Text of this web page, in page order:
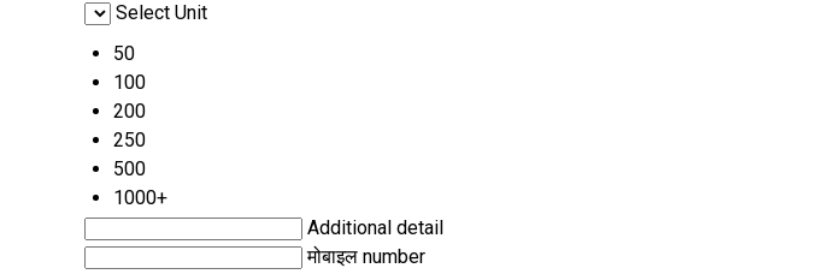
Select Unit
50
100
200
250
500
1000+
Additional detail
मोबाइल number